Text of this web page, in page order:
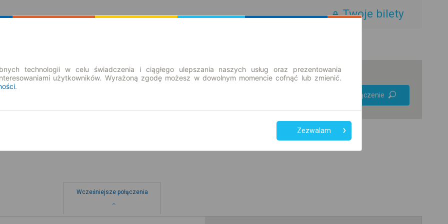
Twoje bilety
Znajdź połączenie
Wcześniejsze połączenia
technologii w celu świadczenia i ciągłego ulepszania naszych usług oraz prezentowania
użytkowników. Wyrażoną zgodę możesz w dowolnym momencie cofnąć lub zmienić.
.
Zezwalam